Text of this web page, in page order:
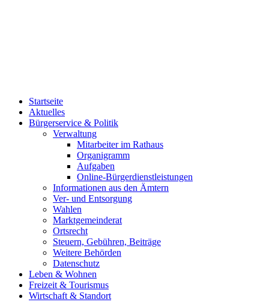
Startseite
Aktuelles
Bürgerservice & Politik
Verwaltung
Mitarbeiter im Rathaus
Organigramm
Aufgaben
Online-Bürgerdienstleistungen
Informationen aus den Ämtern
Ver- und Entsorgung
Wahlen
Marktgemeinderat
Ortsrecht
Steuern, Gebühren, Beiträge
Weitere Behörden
Datenschutz
Leben & Wohnen
Freizeit & Tourismus
Wirtschaft & Standort